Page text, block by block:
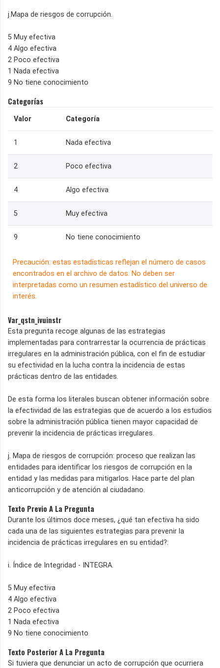
j.Mapa de riesgos de corrupción.
5 Muy efectiva
4 Algo efectiva
2 Poco efectiva
1 Nada efectiva
9 No tiene conocimiento
Categorías
Valor Categoría
1 Nada efectiva
2 Poco efectiva
4 Algo efectiva
5 Muy efectiva
9 No tiene conocimiento
Precaución: estas estadísticas reflejan el número de casos
encontrados en el archivo de datos. No deben ser
interpretadas como un resumen estadístico del universo de
interés.
Var_qstn_ivuinstr
Esta pregunta recoge algunas de las estrategias
implementadas para contrarrestar la ocurrencia de prácticas
irregulares en la administración pública, con el fin de estudiar
su efectividad en la lucha contra la incidencia de estas
prácticas dentro de las entidades.
De esta forma los literales buscan obtener información sobre
la efectividad de las estrategias que de acuerdo a los estudios
sobre la administración pública tienen mayor capacidad de
prevenir la incidencia de prácticas irregulares.
j. Mapa de riesgos de corrupción: proceso que realizan las
entidades para identificar los riesgos de corrupción en la
entidad y las medi­das para mitigarlos. Hace parte del plan
antico­rrupción y de atención al ciudadano.
Texto Previo A La Pregunta
Durante los últimos doce meses, ¿qué tan efectiva ha sido
cada una de las siguientes estrategias para prevenir la
incidencia de prácticas irregulares en su entidad?:
i. Índice de Integridad - INTEGRA.
5 Muy efectiva
4 Algo efectiva
2 Poco efectiva
1 Nada efectiva
9 No tiene conocimiento
Texto Posterior A La Pregunta
Si tuviera que denunciar un acto de corrupción que ocurriera